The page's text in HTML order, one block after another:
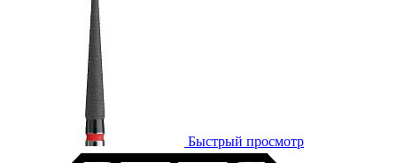
Быстрый просмотр